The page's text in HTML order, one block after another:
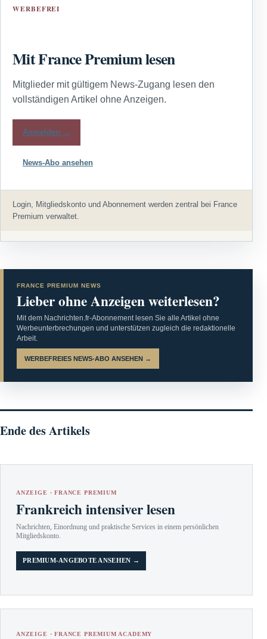
WERBEFREI
Mit France Premium lesen
Mitglieder mit gültigem News-Zugang lesen den
vollständigen Artikel ohne Anzeigen.
Anmelden →
News-Abo ansehen
Login, Mitgliedskonto und Abonnement werden zentral bei France
Premium verwaltet.
FRANCE PREMIUM NEWS
Lieber ohne Anzeigen weiterlesen?
Mit dem Nachrichten.fr-Abonnement lesen Sie alle Artikel ohne
Werbeunterbrechungen und unterstützen zugleich die redaktionelle
Arbeit.
WERBEFREIES NEWS-ABO ANSEHEN →
Ende des Artikels
ANZEIGE · FRANCE PREMIUM
Frankreich intensiver lesen
Nachrichten, Einordnung und praktische Services in einem persönlichen
Mitgliedskonto.
PREMIUM-ANGEBOTE ANSEHEN →
ANZEIGE · FRANCE PREMIUM ACADEMY